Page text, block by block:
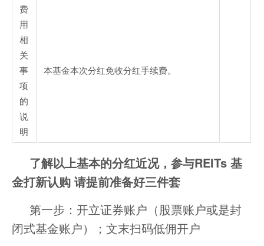
费
用
相
关
事
项
的
说
明
本基金本次分红免收分红手续费。
了解以上基本的分红近况，参与REITs 基
金打新认购 请提前准备好三件套
第一步：开立证券账户（股票账户或是封
闭式基金账户）；文末扫码低佣开户